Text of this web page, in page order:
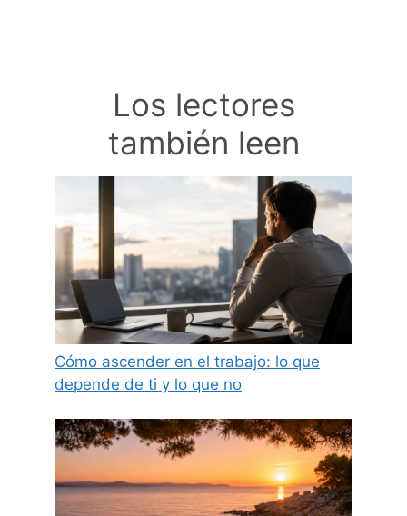
Los lectores
también leen
Cómo ascender en el trabajo: lo que
depende de ti y lo que no